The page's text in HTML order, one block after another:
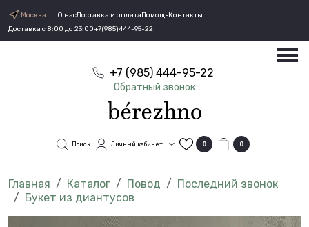
Москва О насДоставка и оплатаПомощьКонтакты
Доставка с 8:00 до 23:00+7(985)444-95-22
+7 (985) 444-95-22
Обратный звонок
Поиск Личный кабинет 0 0
Каталог Повод
Последний звонок
Букет из диантусов